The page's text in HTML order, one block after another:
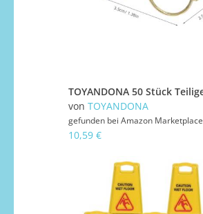
von TOYANDONA
gefunden bei Amazon Marketplace
10,59 €